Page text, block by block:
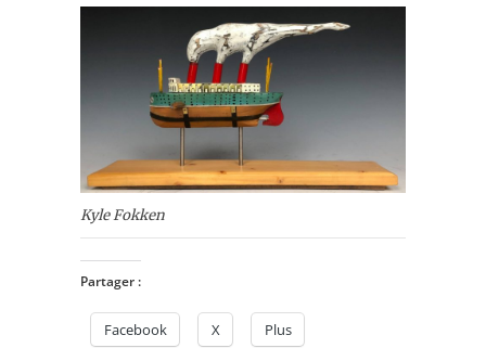
Kyle Fokken
Partager :
Facebook X Plus